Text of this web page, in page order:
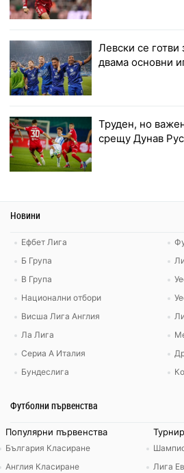
Левски се готви
двама основни
Труден, но
срещу Дунав
Новини
Ефбет Лига
Б Група
В Група
Национални отбори
Висша Лига Англия
Ла Лига
Сериа А Италия
Бундеслига
Футболни първенства
Популярни първенства
България Класиране
Англия Класиране
Лига